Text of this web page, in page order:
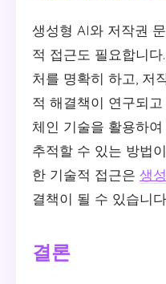
생성형 AI와 저작권
적 접근도 필요합니
처를 명확히 하고, 저
적 해결책이 연구되
체인 기술을 활용하
추적할 수 있는 방법
한 기술적 접근은 생
결책이 될 수 있습니
결론